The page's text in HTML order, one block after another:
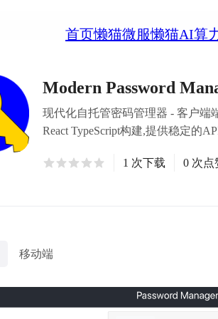
首页懒猫微服懒猫AI算
Modern Password
现代化自托管密码管理器 - 客户端
React TypeScript构建,提供稳定的
1 次下载 0 次点
移动端